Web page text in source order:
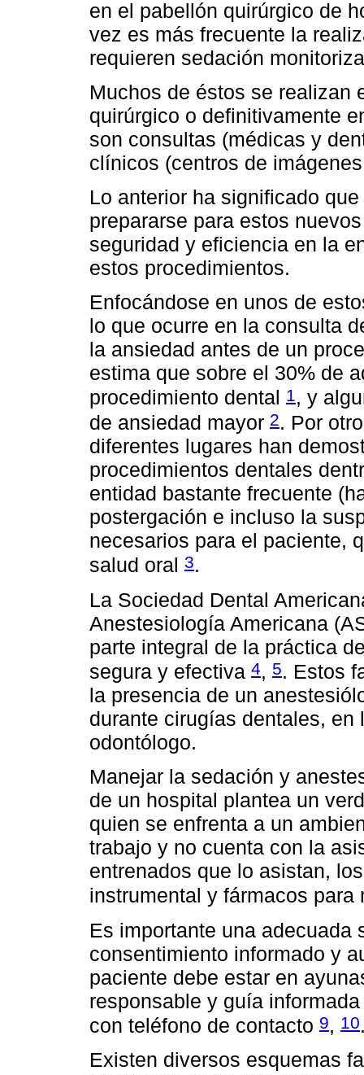
en el pabellón quirúrgico de
vez es más frecuente la
requieren sedación
Muchos de éstos se realizan
quirúrgico o definitivamente
son consultas (médicas y
clínicos (centros de
Lo anterior ha significado
prepararse para estos
seguridad y eficiencia en la
estos procedimientos.
Enfocándose en unos de
lo que ocurre en la consulta
la ansiedad antes de un
estima que sobre el 30% de
procedimiento dental 1 , y
de ansiedad mayor 2. Por
diferentes lugares han
procedimientos dentales
entidad bastante frecuente
postergación e incluso la
necesarios para el paciente,
salud oral 3.
La Sociedad Dental
Anestesiología Americana
parte integral de la práctica
segura y efectiva 4, 5. Estos
la presencia de un
durante cirugías dentales,
odontólogo.
Manejar la sedación y
de un hospital plantea un
quien se enfrenta a un
trabajo y no cuenta con la
entrenados que lo asistan,
instrumental y fármacos
Es importante una
consentimiento informado y
paciente debe estar en
responsable y guía
con teléfono de contacto 9, 10
Existen diversos esquemas